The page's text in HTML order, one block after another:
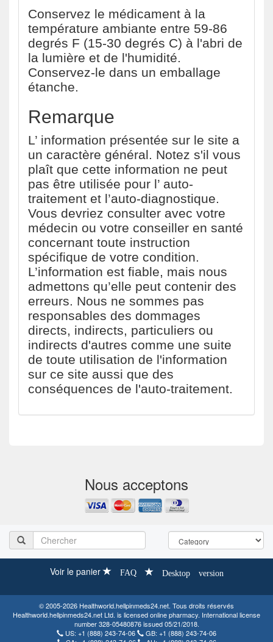
Conservez le médicament à la
température ambiante entre 59-86
degrés F (15-30 degrés C) à l'abri de
la lumière et de l'humidité.
Conservez-le dans un emballage
étanche.
Remarque
L’ information présentée sur le site a
un caractère général. Notez s'il vous
plaît que cette information ne peut
pas être utilisée pour l’ auto-
traitement et l’auto-diagnostique.
Vous devriez consulter avec votre
médecin ou votre conseiller en santé
concernant toute instruction
spécifique de votre condition.
L’information est fiable, mais nous
admettons qu’elle peut contenir des
erreurs. Nous ne sommes pas
responsables des dommages
directs, indirects, particuliers ou
indirects d'autres comme une suite
de toute utilisation de l'information
sur ce site aussi que des
conséquences de l'auto-traitement.
Nous acceptons
Voir le panier FAQ Desktop version
© 2005-2026 Healthworld.hellpinmeds24.net. Tous droits réservés
Healthworld.hellpinmeds24.net Ltd. is licensed online pharmacy. International license
number 328-05480876 issued 05/21/2018.
US: +1 (888) 243-74-06 GB: +1 (888) 243-74-06